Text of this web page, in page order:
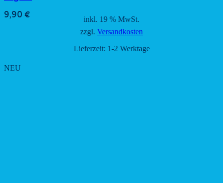
9,90 €
inkl. 19 % MwSt.
zzgl. Versandkosten
Lieferzeit: 1-2 Werktage
NEU